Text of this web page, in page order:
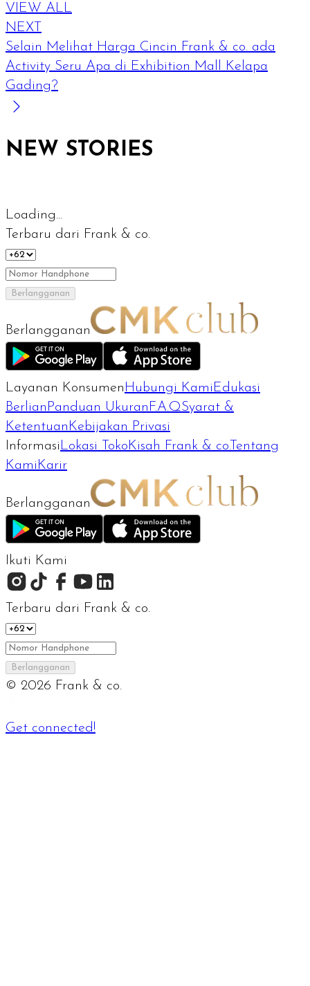
VIEW ALL
NEXT
Selain Melihat Harga Cincin Frank & co. ada
Activity Seru Apa di Exhibition Mall Kelapa
Gading?
NEW STORIES
Loading...
Terbaru dari Frank & co.
Berlangganan
Berlangganan
Layanan Konsumen Hubungi Kami Edukasi
Berlian Panduan Ukuran F.A.QSyarat &
Ketentuan Kebijakan Privasi
Informasi Lokasi Toko Kisah Frank & co.Tentang
Kami Karir
Berlangganan
Ikuti Kami
Terbaru dari Frank & co.
Berlangganan
© 2026 Frank & co.
Get connected!